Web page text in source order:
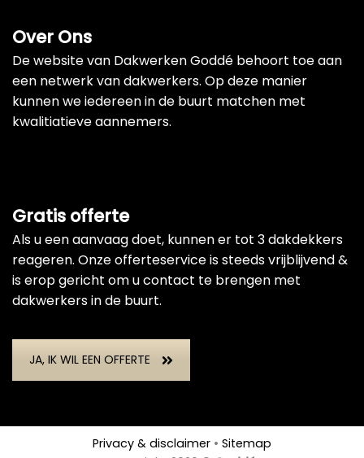
Over Ons
De website van Dakwerken Goddé behoort toe aan
een netwerk van dakwerkers. Op deze manier
kunnen we iedereen in de buurt matchen met
kwalitiatieve aannemers.
Gratis offerte
Als u een aanvaag doet, kunnen er tot 3 dakdekkers
reageren. Onze offerteservice is steeds vrijblijvend &
is erop gericht om u contact te brengen met
dakwerkers in de buurt.
JA, IK WIL EEN OFFERTE
Privacy & disclaimer • Sitemap